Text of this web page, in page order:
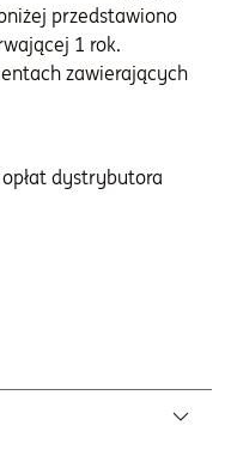
przedstawiono
1 rok.
zawierających
dystrybutora